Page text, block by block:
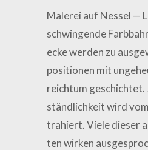
Male­rei auf Nes­sel —
schwin­gen­de
ecke wer­den zu
po­si­tio­nen mit
reich­tum
ständ­lich­keit wird
tra­hiert. Vie­le die­ser
ten wir­ken